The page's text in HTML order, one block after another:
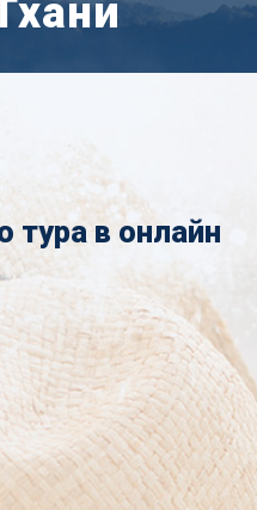
тура в онлайн